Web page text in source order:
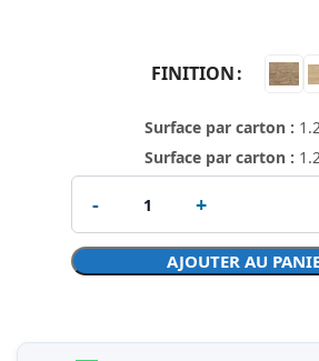
FINITION
Surface par carton :
Surface par carton :
AJOUTER AU